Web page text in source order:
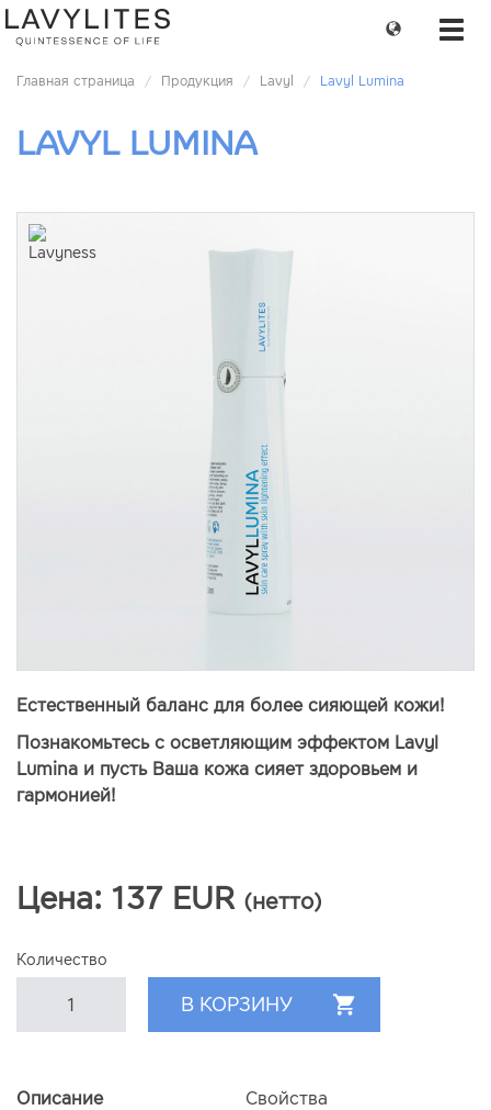
Change
Главная страница Продукция Lavyl Lavyl Lumina
LAVYL LUMINA
Естественный баланс для более сияющей кожи!
Познакомьтесь с осветляющим эффектом Lavyl
Lumina и пусть Ваша кожа сияет здоровьем и
гармонией!
Цена: 137 EUR (нетто)
Количество
Описание Свойства